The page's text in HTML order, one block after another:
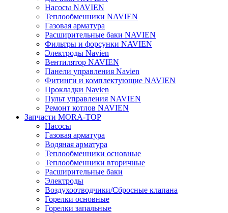
Насосы NAVIEN
Теплообменники NAVIEN
Газовая арматура
Расширительные баки NAVIEN
Фильтры и форсунки NAVIEN
Электроды Navien
Вентилятор NAVIEN
Панели управления Navien
Фитинги и комплектующие NAVIEN
Прокладки Navien
Пульт управления NAVIEN
Ремонт котлов NAVIEN
Запчасти MORA-TOP
Насосы
Газовая арматура
Водяная арматура
Теплообменники основные
Теплообменники вторичные
Расширительные баки
Электроды
Воздухоотводчики/Сбросные клапана
Горелки основные
Горелки запальные